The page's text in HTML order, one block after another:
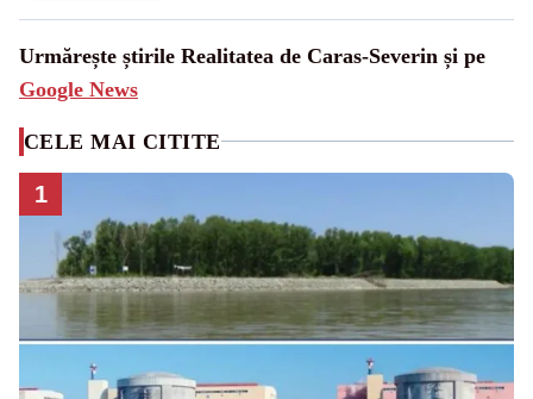
Urmărește știrile Realitatea de Caras-Severin și pe
Google News
CELE MAI CITITE
1